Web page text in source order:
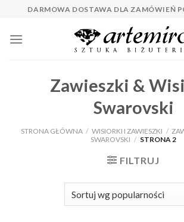
content
DARMOWA DOSTAWA DLA ZAMÓWIEŃ
Zawieszki &
Swarovski
STRONA GŁÓWNA / WISIORKI I ZAWIESZKI /
SWAROVSKI / STRONA 2
FILTRUJ